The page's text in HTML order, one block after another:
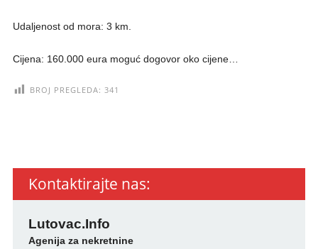
Udaljenost od mora: 3 km.
Cijena: 160.000 eura moguć dogovor oko cijene…
BROJ PREGLEDA: 341
Kontaktirajte nas:
Lutovac.Info
Agenija za nekretnine